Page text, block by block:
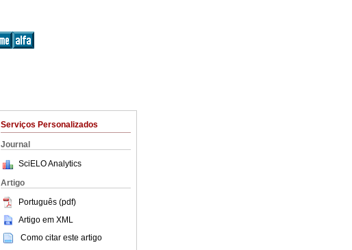
Serviços Personalizados
Journal
SciELO Analytics
Artigo
Português (pdf)
Artigo em XML
Como citar este artigo